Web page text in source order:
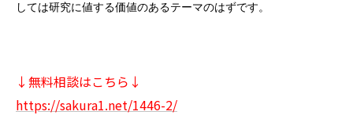
しては研究に値する価値のあるテーマのはずです。
↓無料相談はこちら↓
https://sakura1.net/1446-2/